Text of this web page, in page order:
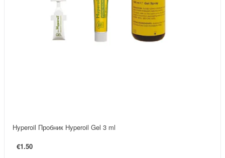
Hyperoil Пробник Hyperoil Gel 3 ml
€1.50